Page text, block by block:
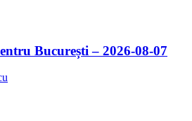
București – 2026-08-07